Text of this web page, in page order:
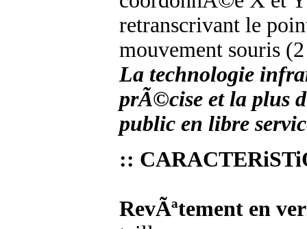
retranscrivant le
mouvement souris
La technologie
prÃ©cise et la plus
public en libre
::
RevÃªtement en